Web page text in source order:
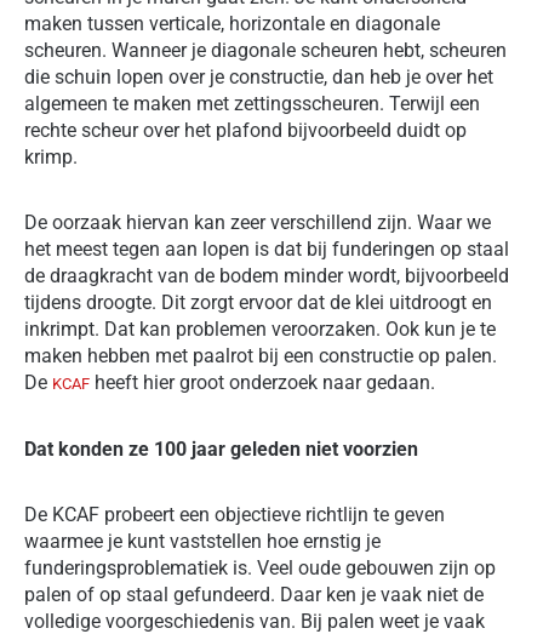
maken tussen verticale, horizontale en diagonale
scheuren. Wanneer je diagonale scheuren hebt, scheuren
die schuin lopen over je constructie, dan heb je over het
algemeen te maken met zettingsscheuren. Terwijl een
rechte scheur over het plafond bijvoorbeeld duidt op
krimp.
De oorzaak hiervan kan zeer verschillend zijn. Waar we
het meest tegen aan lopen is dat bij funderingen op staal
de draagkracht van de bodem minder wordt, bijvoorbeeld
tijdens droogte. Dit zorgt ervoor dat de klei uitdroogt en
inkrimpt. Dat kan problemen veroorzaken. Ook kun je te
maken hebben met paalrot bij een constructie op palen.
De KCAF heeft hier groot onderzoek naar gedaan.
Dat konden ze 100 jaar geleden niet voorzien
De KCAF probeert een objectieve richtlijn te geven
waarmee je kunt vaststellen hoe ernstig je
funderingsproblematiek is. Veel oude gebouwen zijn op
palen of op staal gefundeerd. Daar ken je vaak niet de
volledige voorgeschiedenis van. Bij palen weet je vaak